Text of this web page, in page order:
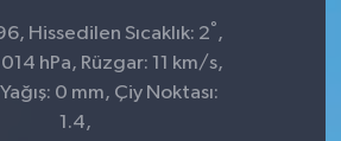
Hissedilen Sıcaklık: 2° ,
hPa, Rüzgar: 11 km/s,
0 mm, Çiy Noktası:
1.4,